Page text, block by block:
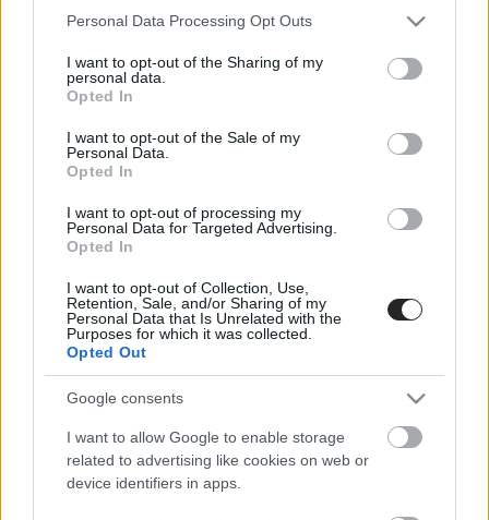
Please note that this website/app uses one or more Google
not limited to your visit or usage behaviour. You may click to
grant or deny consent to Google and its third-party tags to
use your data for below specified purposes in below Google
consent section.
Personal Data Processing Opt Outs
I want to opt-out of the Sharing of my
personal data.
Opted In
I want to opt-out of the Sale of my
Personal Data.
Opted In
I want to opt-out of processing my
Personal Data for Targeted Advertising.
Opted In
I want to opt-out of Collection, Use,
Retention, Sale, and/or Sharing of my
Personal Data that Is Unrelated with the
Purposes for which it was collected.
Opted Out
Google consents
I want to allow Google to enable storage
related to advertising like cookies on web or
device identifiers in apps.
Σύμφωνα με δημοσιεύματα τουρκοκυπριακών μέσων, ο
μοιράζονταν ως κέρδη, τα μετέφερε ο ίδιος σε μετρητά
από την Τουρκία προς το ψευδοκράτος.
Συνολικά 38 άτομα βρίσκονται αντιμέτωπα με
βαρύτατες κατηγορίες, ανάμεσά τους η σύσταση
εγκληματικής οργάνωσης και η προώθηση και
διευκόλυνση διεξαγωγής παράνομων αθλητικών
στοιχημάτων και τυχερών παιγνίων.
More like this
07 Aug 2026